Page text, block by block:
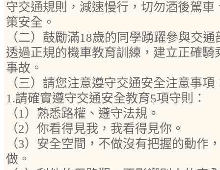
守交通規則，減速慢行，切勿酒後駕
策安全。
（二）鼓勵滿18歲的同學踴躍參與交
透過正規的機車教育訓練，建立正確
事故。
（三）請您注意遵守交通安全注意事項
1.請確實遵守交通安全教育5項守則：
（1）熟悉路權、遵守法規。
（2）你看得見我，我看得見你。
（3）安全空間，不做沒有把握的動作
做。